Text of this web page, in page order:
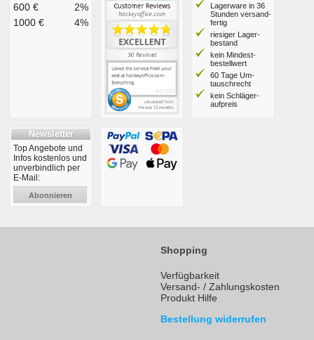
600 €
2%
1000 €
4%
Lagerware in 36
Stunden ver­sand­
fertig
riesiger Lager­
bestand
kein Mindest­
bestell­wert
60 Tage Um­
tausch­recht
kein Schläger­
aufpreis
Newsletter
Top Angebote und
Infos kostenlos und
unverbindlich per
E-Mail:
Abonnieren
Shopping
Verfügbarkeit
Versand- / Zahlungskosten
Produkt Hilfe
Bestellung widerrufen